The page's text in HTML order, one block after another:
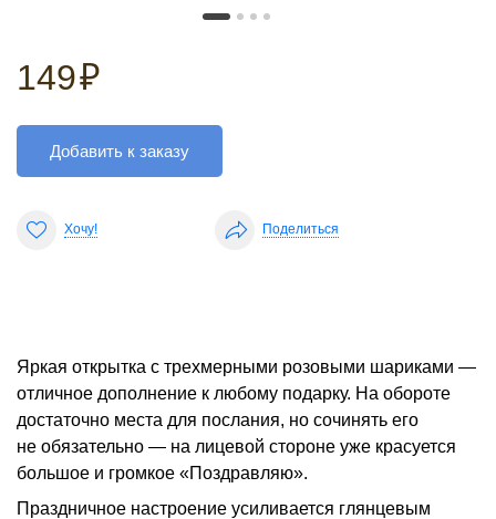
149₽
Добавить к заказу
Хочу! Поделиться
Яркая открытка с трехмерными розовыми шариками —
отличное дополнение к любому подарку. На обороте
достаточно места для послания, но сочинять его
не обязательно — на лицевой стороне уже красуется
большое и громкое «Поздравляю».
Праздничное настроение усиливается глянцевым